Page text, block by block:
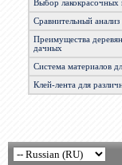
Выбор лакокрасочных
Сравнительный
Преимущества
дачных
Система материалов
Клей-лента для